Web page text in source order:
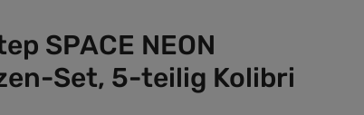
SPACE NEON
Set, 5-teilig Kolibri